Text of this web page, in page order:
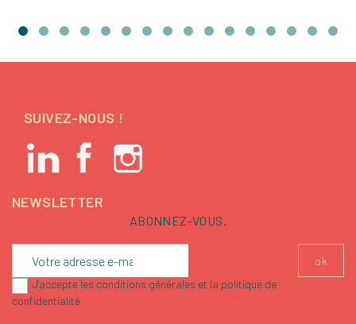
SUIVEZ-NOUS !
NEWSLETTER
ABONNEZ-VOUS.
J'accepte les conditions générales et la politique de
confidentialité